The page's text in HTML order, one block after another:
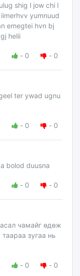
shig l jow chi l
yumnuud
emegtei hvn bj
helii
- 0 - 0
ter ywad ugnu
- 0 - 0
bolod duusna
- 0 - 0
чамайг өдөж
зугаа нь
- 0 - 0